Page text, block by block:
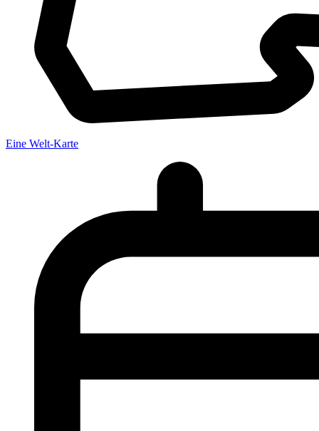
Eine Welt-Karte